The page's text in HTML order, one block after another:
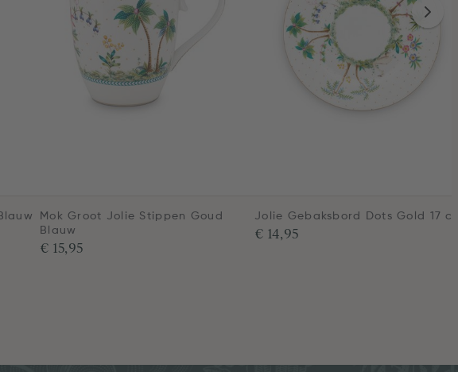
Mok Groot Jolie Stippen Goud
Blauw
€ 15,95
Jolie Gebaksbord Dots Gold 17
€ 14,95